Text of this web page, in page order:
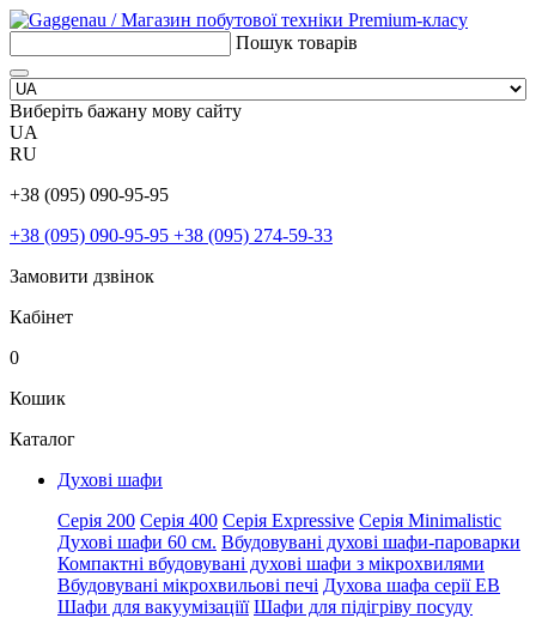
Пошук товарів
Виберіть бажану мову сайту
UA
RU
+38 (095) 090-95-95
+38 (095) 090-95-95 +38 (095) 274-59-33
Замовити дзвінок
Кабінет
0
Кошик
Каталог
Духові шафи
Серія 200 Серія 400 Серія Expressive Серія Minimalistic
Духові шафи 60 см. Вбудовувані духові шафи-пароварки
Компактні вбудовувані духові шафи з мікрохвилями
Вбудовувані мікрохвильові печі Духова шафа серії EB
Шафи для вакуумізаціїї Шафи для підігріву посуду